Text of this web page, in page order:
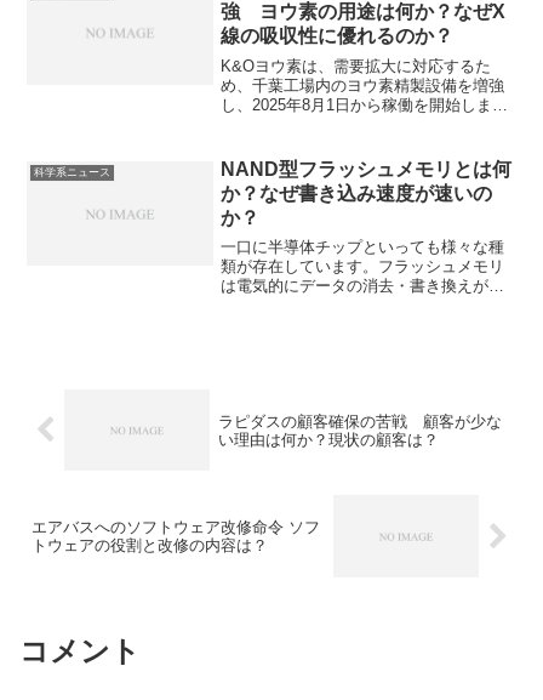
強 ヨウ素の用途は何か？なぜX
線の吸収性に優れるのか？
K&Oヨウ素は、需要拡大に対応するた
め、千葉工場内のヨウ素精製設備を増強
し、2025年8月1日から稼働を開始しまし
が背景にあります。なぜ、液晶ディスプ
レイや医療分野で利用されているのかを
しることができます。
科学系ニュース
NAND型フラッシュメモリとは何
か？なぜ書き込み速度が速いの
か？
一口に半導体チップといっても様々な種
類が存在しています。フラッシュメモリ
は電気的にデータの消去・書き換えがで
す。
ラピダスの顧客確保の苦戦 顧客が少な
い理由は何か？現状の顧客は？
エアバスへのソフトウェア改修命令 ソフ
トウェアの役割と改修の内容は？
コメント